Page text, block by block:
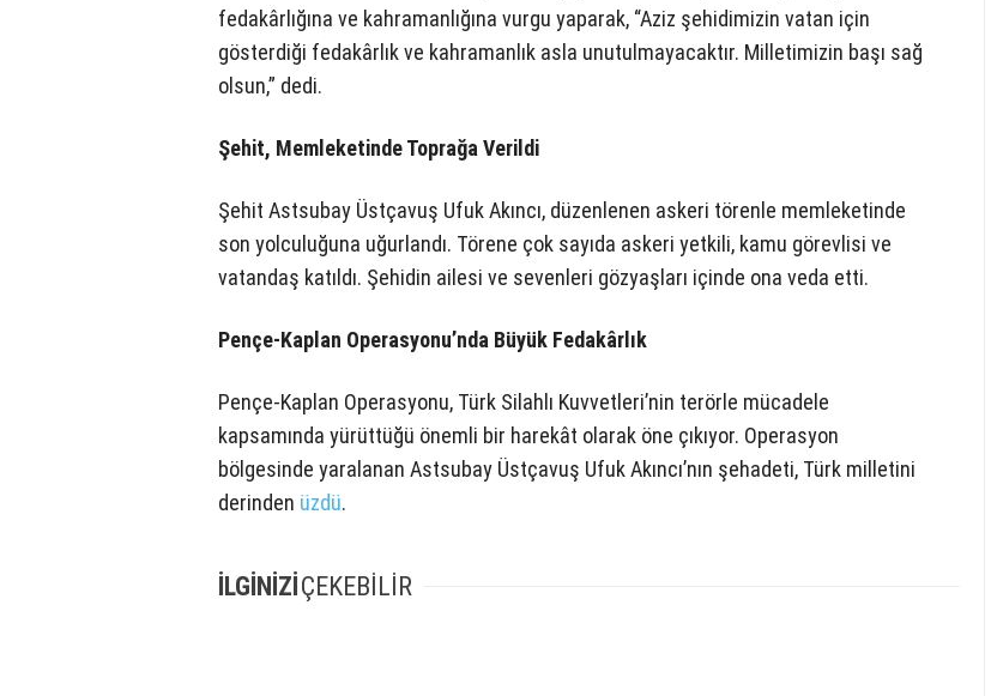
fedakârlığına ve kahramanlığına vurgu yaparak, “Aziz şehidimizin vatan için
gösterdiği fedakârlık ve kahramanlık asla unutulmayacaktır. Milletimizin başı sağ
olsun,” dedi.
Şehit, Memleketinde Toprağa Verildi
Şehit Astsubay Üstçavuş Ufuk Akıncı, düzenlenen askeri törenle memleketinde
son yolculuğuna uğurlandı. Törene çok sayıda askeri yetkili, kamu görevlisi ve
vatandaş katıldı. Şehidin ailesi ve sevenleri gözyaşları içinde ona veda etti.
Pençe-Kaplan Operasyonu’nda Büyük Fedakârlık
Pençe-Kaplan Operasyonu, Türk Silahlı Kuvvetleri’nin terörle mücadele
kapsamında yürüttüğü önemli bir harekât olarak öne çıkıyor. Operasyon
bölgesinde yaralanan Astsubay Üstçavuş Ufuk Akıncı’nın şehadeti, Türk milletini
derinden üzdü.
İLGİNİZİÇEKEBİLİR